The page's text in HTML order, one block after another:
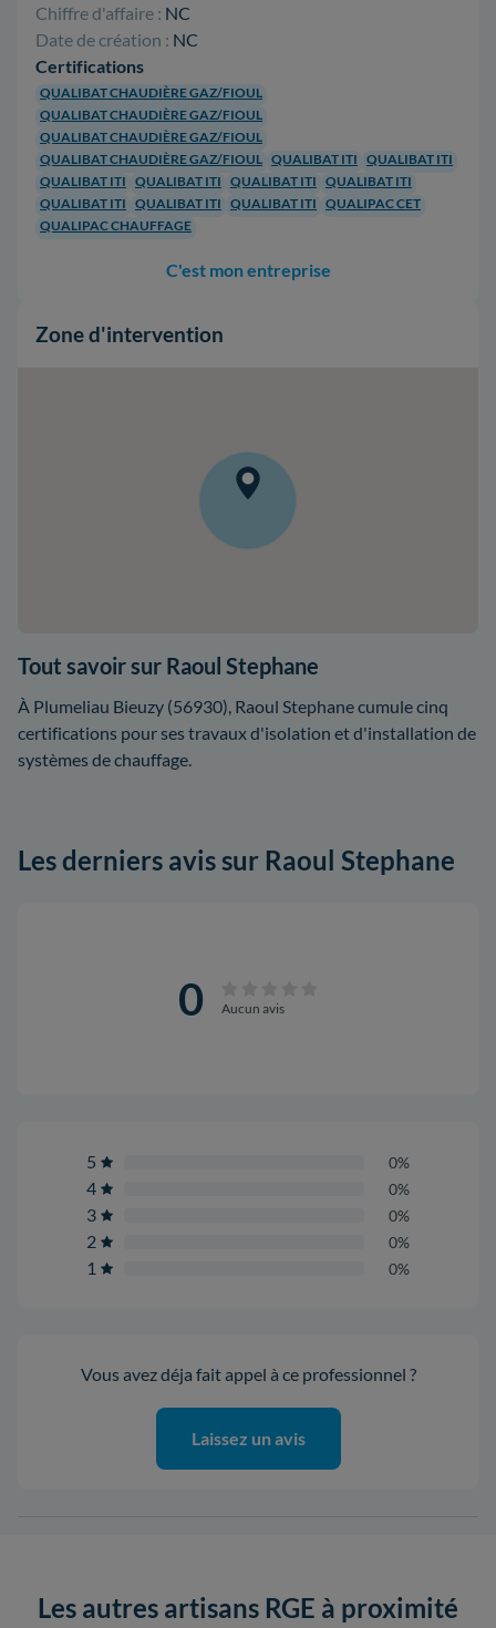
Chiffre d'affaire : NC
Date de création : NC
Certifications
QUALIBAT CHAUDIÈRE GAZ/FIOUL
QUALIBAT CHAUDIÈRE GAZ/FIOUL
QUALIBAT CHAUDIÈRE GAZ/FIOUL
QUALIBAT CHAUDIÈRE GAZ/FIOUL QUALIBAT ITI QUALIBAT ITI
QUALIBAT ITI QUALIBAT ITI QUALIBAT ITI QUALIBAT ITI
QUALIBAT ITI QUALIBAT ITI QUALIBAT ITI QUALIPAC CET
QUALIPAC CHAUFFAGE
C'est mon entreprise
Zone d'intervention
Tout savoir sur Raoul Stephane
À Plumeliau Bieuzy (56930), Raoul Stephane cumule cinq
certifications pour ses travaux d'isolation et d'installation de
systèmes de chauffage.
Les derniers avis sur Raoul Stephane
0 Aucun avis
5 0%
4 0%
3 0%
2 0%
1 0%
Vous avez déja fait appel à ce professionnel ?
Laissez un avis
Les autres artisans RGE à proximité